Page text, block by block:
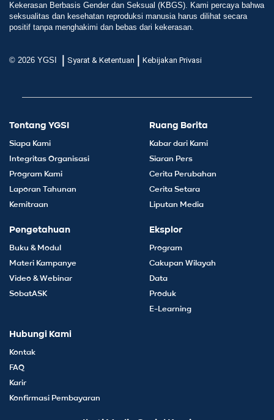
Kekerasan Berbasis Gender dan Seksual (KBGS). Kami percaya bahwa
seksualitas dan kesehatan reproduksi manusia harus dilihat secara
positif tanpa menghakimi dan bebas dari kekerasan.
© 2026 YGSI Syarat & Ketentuan Kebijakan Privasi
Tentang YGSI
Siapa Kami
Integritas Organisasi
Program Kami
Laporan Tahunan
Kemitraan
Ruang Berita
Kabar dari Kami
Siaran Pers
Cerita Perubahan
Cerita Setara
Liputan Media
Pengetahuan
Buku & Modul
Materi Kampanye
Video & Webinar
SobatASK
Eksplor
Program
Cakupan Wilayah
Data
Produk
E-Learning
Hubungi Kami
Kontak
FAQ
Karir
Konfirmasi Pembayaran